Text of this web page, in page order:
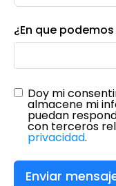
¿En que
Doy mi
almacene mi
puedan
con terceros
privacidad.
Enviar